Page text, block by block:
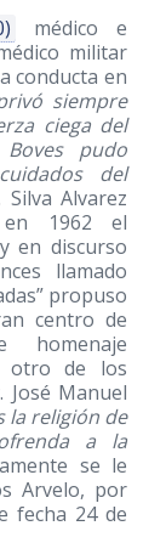
médico e
militar
conducta en
siempre
ciega del
pudo
del
Alvarez
en 1962 el
en discurso
llamado
propuso
centro de
homenaje
otro de los
Manuel
la religión de
a la
se le
Arvelo, por
fecha 24 de